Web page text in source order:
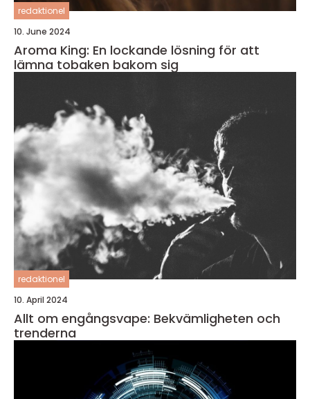
redaktionel
10. June 2024
Aroma King: En lockande lösning för att
lämna tobaken bakom sig
redaktionel
10. April 2024
Allt om engångsvape: Bekvämligheten och
trenderna